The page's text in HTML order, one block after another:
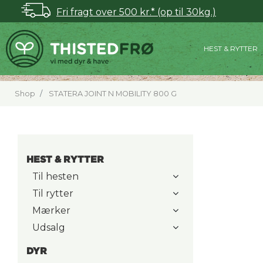
Fri fragt over 500 kr.* (op til 30kg.)
HEST & RYTTER
Shop STATERA JOINT N MOBILITY 800 G
HEST & RYTTER
Til hesten
Til rytter
Mærker
Udsalg
DYR